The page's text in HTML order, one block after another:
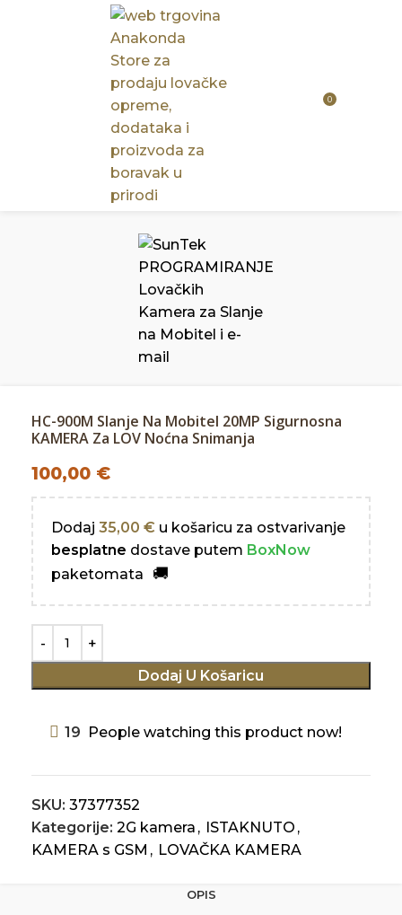
0
HC-900M Slanje Na Mobitel 20MP Sigurnosna
KAMERA Za LOV Noćna Snimanja
100,00 €
Dodaj 35,00 € u košaricu za ostvarivanje
besplatne dostave putem BoxNow
paketomata
Dodaj U Košaricu
19 People watching this product now!
SKU: 37377352
Kategorije: 2G kamera , ISTAKNUTO ,
KAMERA s GSM , LOVAČKA KAMERA
OPIS